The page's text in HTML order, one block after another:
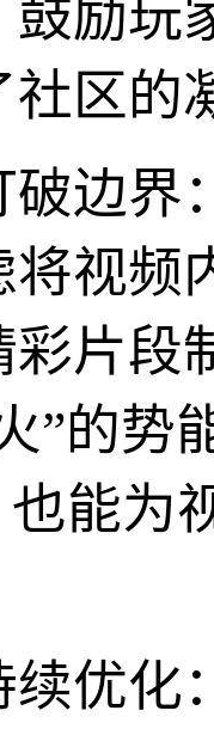
鼓励玩
区的
边界
将视频
片段
”的势
能为
优化